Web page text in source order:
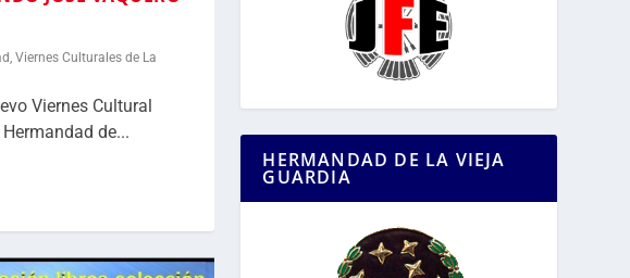
, Viernes Culturales de La
Viernes Cultural
de...
HERMANDAD DE LA VIEJA
GUARDIA